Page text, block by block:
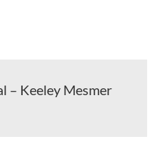
– Keeley Mesmer